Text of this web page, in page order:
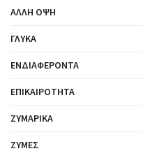
ΆΛΛΗ ΌΨΗ
ΓΛΥΚΆ
ΕΝΔΙΑΦΈΡΟΝΤΑ
ΕΠΙΚΑΙΡΌΤΗΤΑ
ΖΥΜΑΡΙΚΆ
ΖΎΜΕΣ